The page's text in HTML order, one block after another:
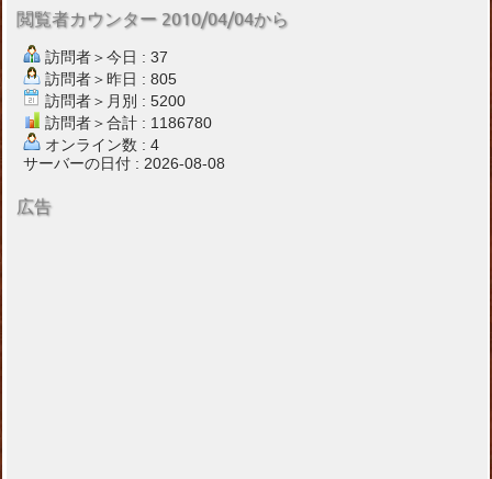
閲覧者カウンター 2010/04/04から
訪問者＞今日 : 37
訪問者＞昨日 : 805
訪問者＞月別 : 5200
訪問者＞合計 : 1186780
オンライン数 : 4
サーバーの日付 : 2026-08-08
広告